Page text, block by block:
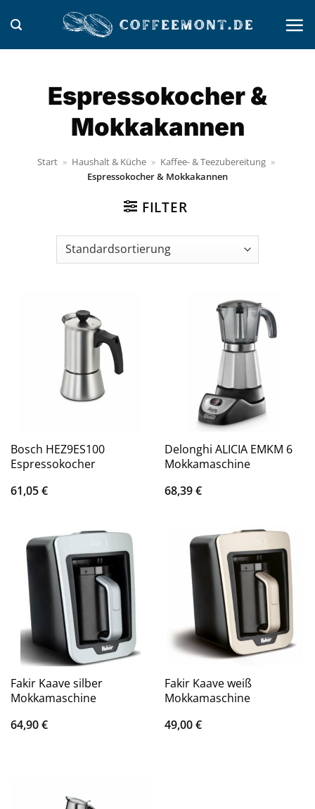
Inhalt
springen
Espressokocher &
Mokkakannen
Start » Haushalt & Küche » Kaffee- & Teezubereitung »
Espressokocher & Mokkakannen
FILTER
Bosch HEZ9ES100
Espressokocher
61,05€
Delonghi ALICIA EMKM 6
Mokkamaschine
68,39€
Fakir Kaave silber
Mokkamaschine
64,90€
Fakir Kaave weiß
Mokkamaschine
49,00€